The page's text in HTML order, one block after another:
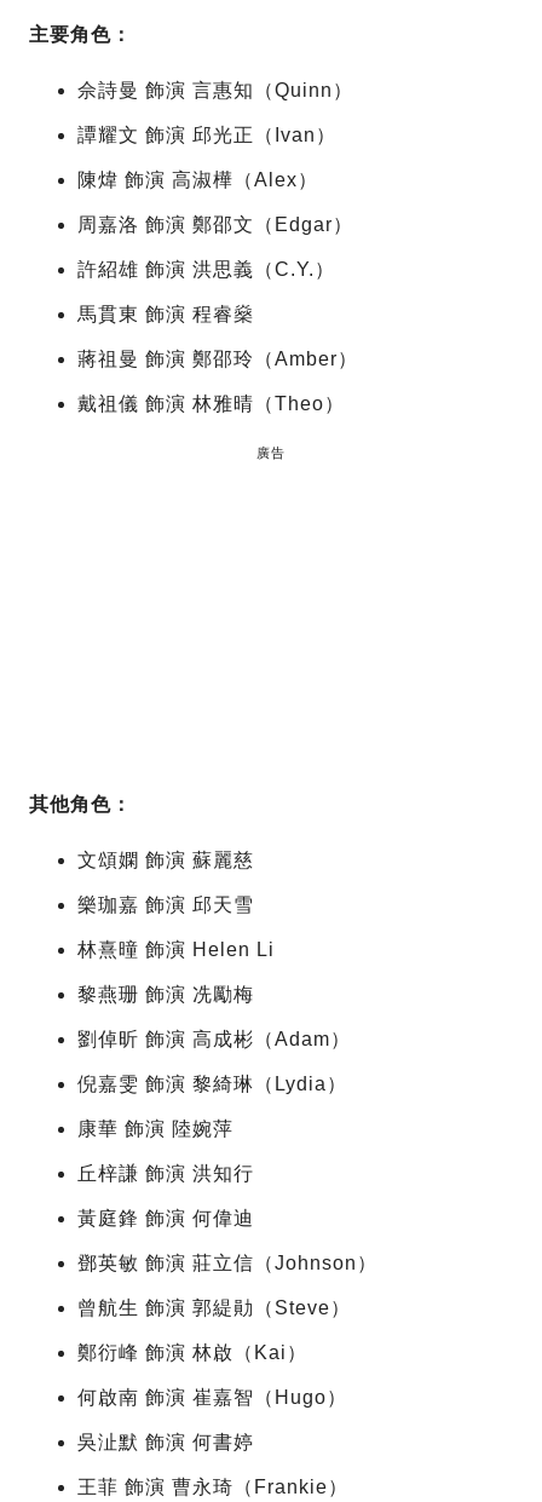
主要角色：
佘詩曼 飾演 言惠知（Quinn）
譚耀文 飾演 邱光正（Ivan）
陳煒 飾演 高淑樺（Alex）
周嘉洛 飾演 鄭邵文（Edgar）
許紹雄 飾演 洪思義（C.Y.）
馬貫東 飾演 程睿燊
蔣祖曼 飾演 鄭邵玲（Amber）
戴祖儀 飾演 林雅晴（Theo）
廣告
其他角色：
文頌嫻 飾演 蘇麗慈
樂珈嘉 飾演 邱天雪
林熹曈 飾演 Helen Li
黎燕珊 飾演 冼勵梅
劉倬昕 飾演 高成彬（Adam）
倪嘉雯 飾演 黎綺琳（Lydia）
康華 飾演 陸婉萍
丘梓謙 飾演 洪知行
黃庭鋒 飾演 何偉迪
鄧英敏 飾演 莊立信（Johnson）
曾航生 飾演 郭緹勛（Steve）
鄭衍峰 飾演 林啟（Kai）
何啟南 飾演 崔嘉智（Hugo）
吳沚默 飾演 何書婷
王菲 飾演 曹永琦（Frankie）